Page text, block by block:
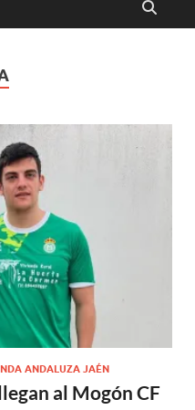
ANDALUZA JAÉN
al Mogón CF